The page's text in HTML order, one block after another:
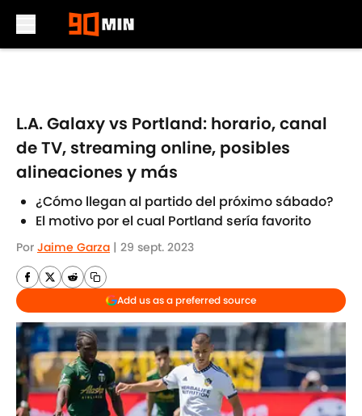
L.A. Galaxy vs Portland: horario, canal
de TV, streaming online, posibles
alineaciones y más
¿Cómo llegan al partido del próximo sábado?
El motivo por el cual Portland sería favorito
Por Jaime Garza | 29 sept. 2023
Add us as a preferred source